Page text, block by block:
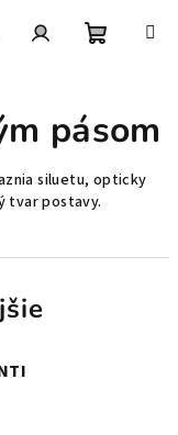
košík
pásom
siluetu, opticky
tvar postavy.